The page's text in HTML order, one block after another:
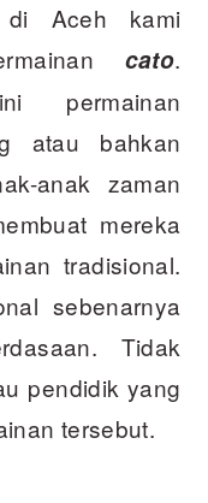
di Aceh kami
cato.
permainan
atau bahkan
anak zaman
mereka
tradisional.
sebenarnya
Tidak
pendidik yang
tersebut.